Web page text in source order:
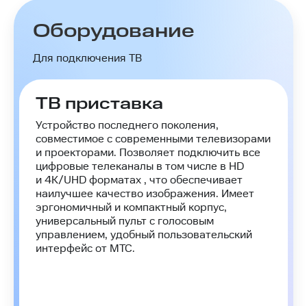
Оборудование
Для подключения ТВ
ТВ приставка
Устройство последнего поколения,
совместимое с современными телевизорами
и проекторами. Позволяет подключить все
цифровые телеканалы в том числе в HD
и 4K/UHD форматах , что обеспечивает
наилучшее качество изображения. Имеет
эргономичный и компактный корпус,
универсальный пульт с голосовым
управлением, удобный пользовательский
интерфейс от МТС.